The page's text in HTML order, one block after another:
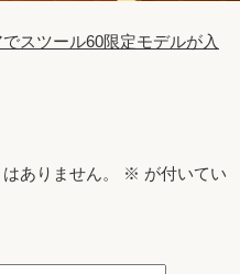
スツール60限定モデルが入
ありません。 ※ が付いてい